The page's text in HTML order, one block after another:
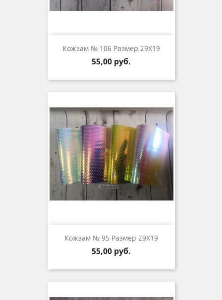
Кожзам № 106 Размер 29Х19
Цена
55,00 руб.
Кожзам № 95 Размер 29Х19
Цена
55,00 руб.